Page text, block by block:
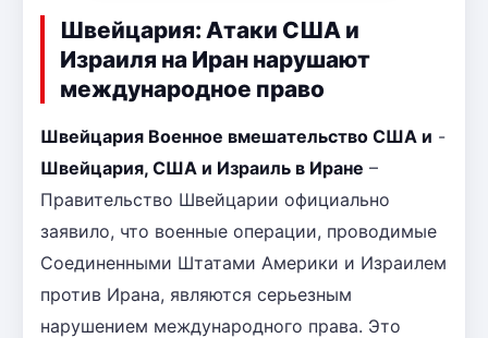
Швейцария: Атаки США и
Израиля на Иран нарушают
международное право
Швейцария Военное вмешательство США и -
Швейцария, США и Израиль в Иране –
Правительство Швейцарии официально
заявило, что военные операции, проводимые
Соединенными Штатами Америки и Израилем
против Ирана, являются серьезным
нарушением международного права. Это